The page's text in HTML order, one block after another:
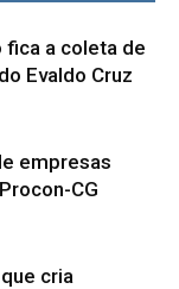
fica a coleta de
Evaldo Cruz
empresas
CG
cria